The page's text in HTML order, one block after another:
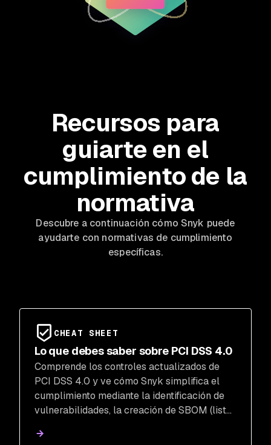
Recursos para
guiarte en el
cumplimiento de la
normativa
Descubre a continuación cómo Snyk puede
ayudarte con normativas de cumplimiento
específicas.
CHEAT SHEET
Lo que debes saber sobre PCI DSS 4.0
Comprende los controles actualizados de
PCI DSS 4.0 y ve cómo Snyk simplifica el
cumplimiento mediante la identificación de
vulnerabilidades, la creación de SBOM (listas
de la supervisión continua.